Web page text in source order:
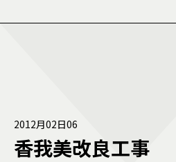
2012月02日06
香我美改良工事